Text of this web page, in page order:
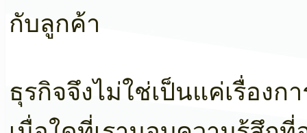
กับลูกค้า
ธุรกิจจึงไม่ใช่เป็นแค่เรื่องก